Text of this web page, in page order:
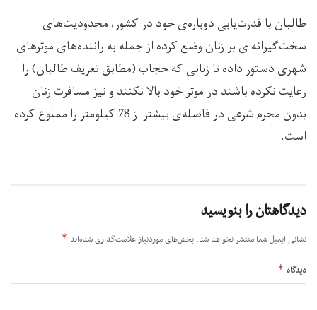
طالبان با قدرت‌یابی دوباره‌ی خود در کشور، محدودیت‌های
سخت‌گیرانه‌ای بر زنان وضع کرده از جمله به راننده‌های موترهای
شهری دستور داده تا زنانی که حجاب (مطابق تعریف طالبان) را
رعایت نکرده باشند در موتر خود بالا نکنند و نیز مسافرت زنان
بدون محرم شرعی در فاصله‌ی بیشتر از 78 کیلومتر را ممنوع کرده
است.
دیدگاهتان را بنویسید
نشانی ایمیل شما منتشر نخواهد شد. بخش‌های موردنیاز علامت‌گذاری شده‌اند *
دیدگاه *